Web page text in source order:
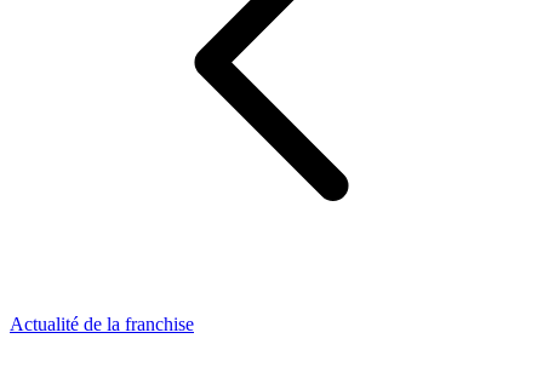
Actualité de la franchise